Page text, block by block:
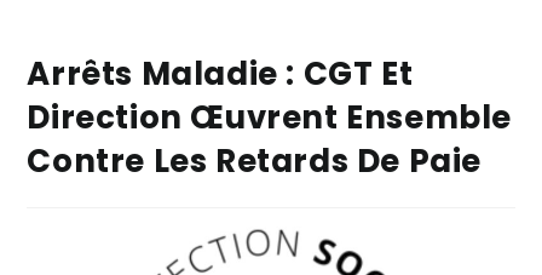
Arrêts Maladie : CGT Et
Direction Œuvrent Ensemble
Contre Les Retards De Paie